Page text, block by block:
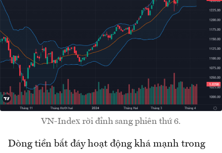
VN-Index rời đỉnh sang phiên thứ 6.
Dòng tiền bắt đáy hoạt động khá mạnh trong